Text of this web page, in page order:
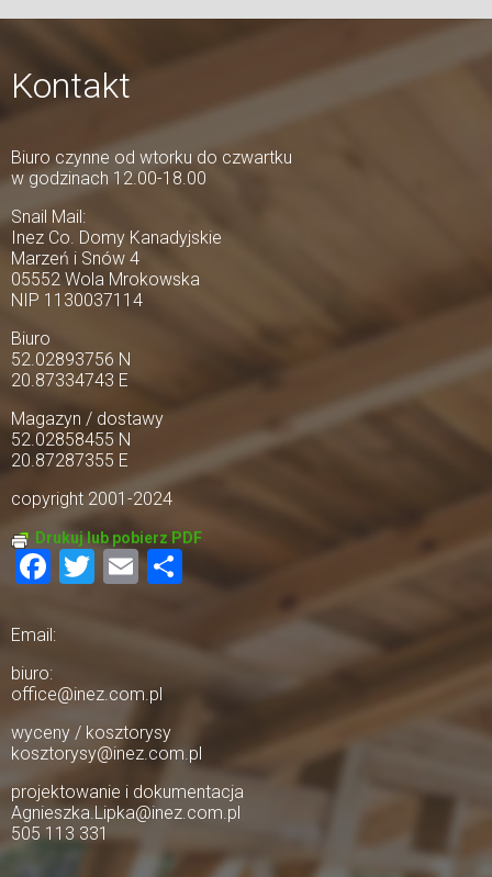
Kontakt
Biuro czynne od wtorku do czwartku
w godzinach 12.00-18.00
Snail Mail:
Inez Co. Domy Kanadyjskie
Marzeń i Snów 4
05552 Wola Mrokowska
NIP 1130037114
Biuro
52.02893756 N
20.87334743 E
Magazyn / dostawy
52.02858455 N
20.87287355 E
copyright 2001-2024
Drukuj lub pobierz PDF
Facebook
Twitter
Email
Share
Email:
biuro:
office@inez.com.pl
wyceny / kosztorysy
kosztorysy@inez.com.pl
projektowanie i dokumentacja
Agnieszka.Lipka@inez.com.pl
505 113 331